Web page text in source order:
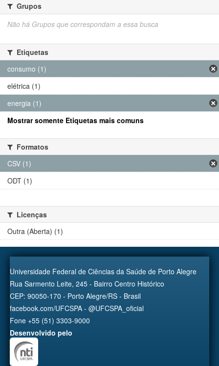
Grupos
Não há Grupos que correspondam a essa busca
Etiquetas
consumo (1)
elétrica (1)
energia (1)
Mostrar somente Etiquetas mais comuns
Formatos
CSV (1)
ODT (1)
Licenças
Outra (Aberta) (1)
Universidade Federal de Ciências da Saúde de Porto Alegre
Rua Sarmento Leite, 245 - Bairro Centro Histórico
CEP: 90050-170 - Porto Alegre/RS - Brasil
facebook.com/UFCSPA - @UFCSPA_oficial
Fone +55 (51) 3303-9000
Desenvolvido pelo